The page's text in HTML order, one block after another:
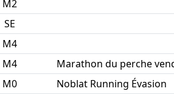
M2
SE
M4
M4
Marathon du perche
M0
Noblat Running Évasion